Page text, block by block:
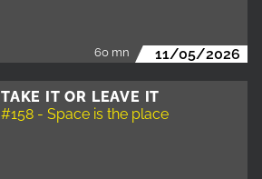
60 mn 11/05/2026
TAKE IT OR LEAVE IT
#158 - Space is the place